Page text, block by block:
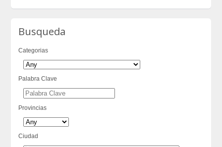
Busqueda
Categorias
Palabra Clave
Provincias
Ciudad